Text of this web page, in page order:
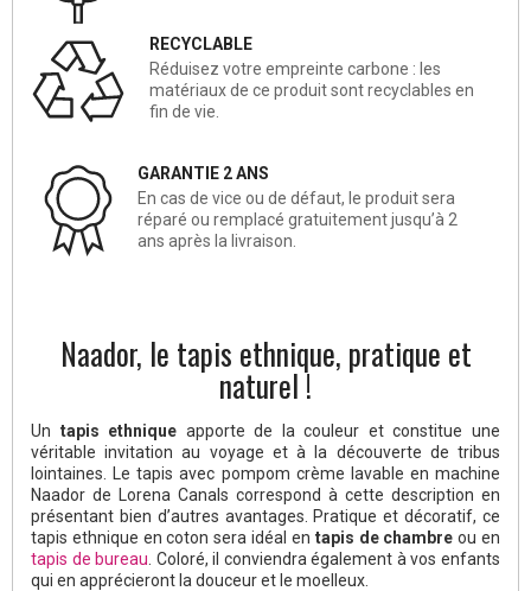
RECYCLABLE
Réduisez votre empreinte carbone : les
matériaux de ce produit sont recyclables en
fin de vie.
GARANTIE 2 ANS
En cas de vice ou de défaut, le produit sera
réparé ou remplacé gratuitement jusqu’à 2
ans après la livraison.
Naador, le tapis ethnique, pratique et
naturel !
Un tapis ethnique apporte de la couleur et constitue une
véritable invitation au voyage et à la découverte de tribus
lointaines. Le tapis avec pompom crème lavable en machine
Naador de Lorena Canals correspond à cette description en
présentant bien d’autres avantages. Pratique et décoratif, ce
tapis ethnique en coton sera idéal en tapis de chambre ou en
tapis de bureau . Coloré, il conviendra également à vos enfants
qui en apprécieront la douceur et le moelleux.